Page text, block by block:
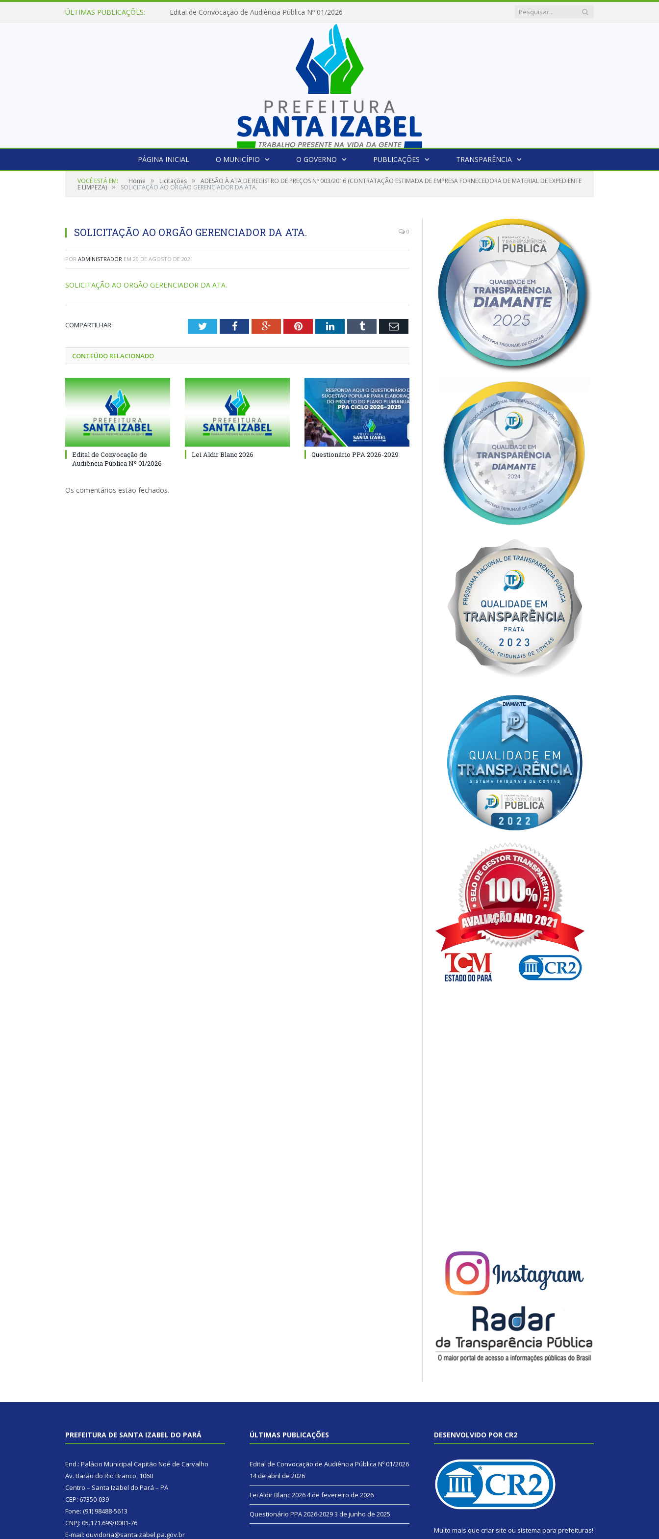
ÚLTIMAS PUBLICAÇÕES: Edital de Convocação de Audiência Pública Nº 01/2026
PÁGINA INICIAL O MUNICÍPIO O GOVERNO PUBLICAÇÕES TRANSPARÊNCIA
VOCÊ ESTÁ EM: Home » Licitações » ADESÃO À ATA DE REGISTRO DE PREÇOS Nº 003/2016 (CONTRATAÇÃO ESTIMADA DE EMPRESA FORNECEDORA DE MATERIAL DE EXPEDIENTE
E LIMPEZA) » SOLICITAÇÃO AO ORGÃO GERENCIADOR DA ATA.
SOLICITAÇÃO AO ORGÃO GERENCIADOR DA ATA. 0
POR ADMINISTRADOR EM 20 DE AGOSTO DE 2021
SOLICITAÇÃO AO ORGÃO GERENCIADOR DA ATA.
COMPARTILHAR: TwitterFacebookGoogle+PinterestLinkedInTumblr Email
CONTEÚDO RELACIONADO
Edital de Convocação de
Audiência Pública Nº 01/2026
Lei Aldir Blanc 2026 Questionário PPA 2026-2029
Os comentários estão fechados.
PREFEITURA DE SANTA IZABEL DO PARÁ
End.: Palácio Municipal Capitão Noé de Carvalho
Av. Barão do Rio Branco, 1060
Centro – Santa Izabel do Pará – PA
CEP: 67350-039
Fone: (91) 98488-5613
CNPJ: 05.171.699/0001-76
E-mail: ouvidoria@santaizabel.pa.gov.br
ÚLTIMAS PUBLICAÇÕES
Edital de Convocação de Audiência Pública Nº 01/2026
14 de abril de 2026
Lei Aldir Blanc 20264 de fevereiro de 2026
Questionário PPA 2026-20293 de junho de 2025
DESENVOLVIDO POR CR2
Muito mais que criar site ou sistema para prefeituras!